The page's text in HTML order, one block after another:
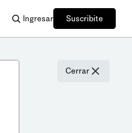
Ingresar Suscribite
Cerrar